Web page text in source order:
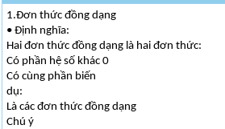
1.Đơn thức đồng dạng
• Định nghĩa:
Hai đơn thức đồng dạng là hai đơn thức:
Có phần hệ số khác 0
Có cùng phần biến
dụ:
Là các đơn thức đồng dạng
Chú ý